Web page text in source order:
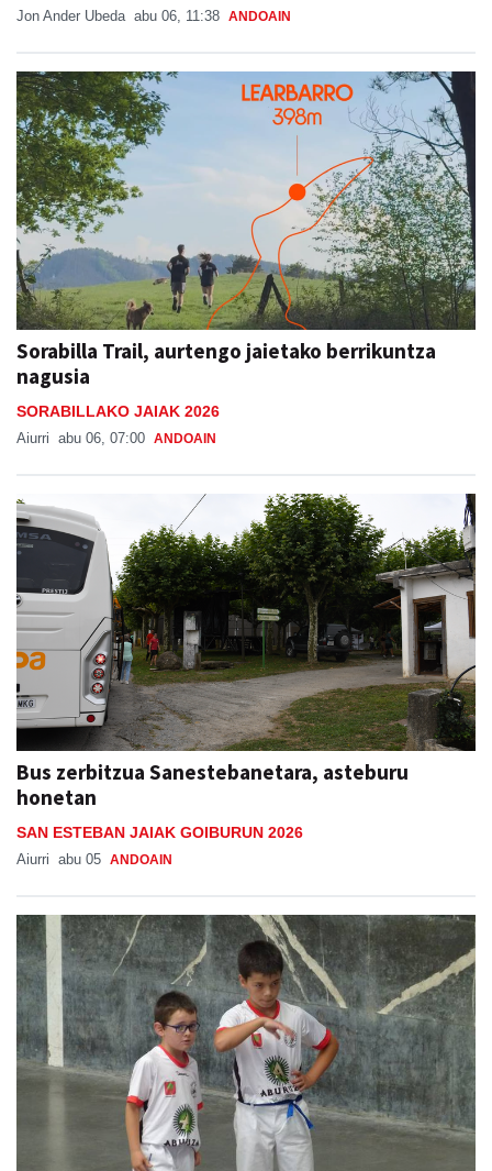
Jon Ander Ubeda abu 06, 11:38 ANDOAIN
Sorabilla Trail, aurtengo jaietako berrikuntza
nagusia
SORABILLAKO JAIAK 2026
Aiurri abu 06, 07:00 ANDOAIN
Bus zerbitzua Sanestebanetara, asteburu
honetan
SAN ESTEBAN JAIAK GOIBURUN 2026
Aiurri abu 05 ANDOAIN